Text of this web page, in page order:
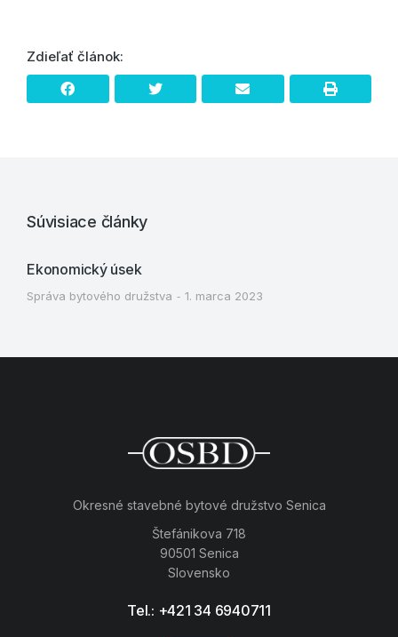
Zdieľať článok:
Súvisiace články
Ekonomický úsek
Správa bytového družstva 1. marca 2023
Okresné stavebné bytové družstvo Senica
Štefánikova 718
90501 Senica
Slovensko
Tel.: +421 34 6940711